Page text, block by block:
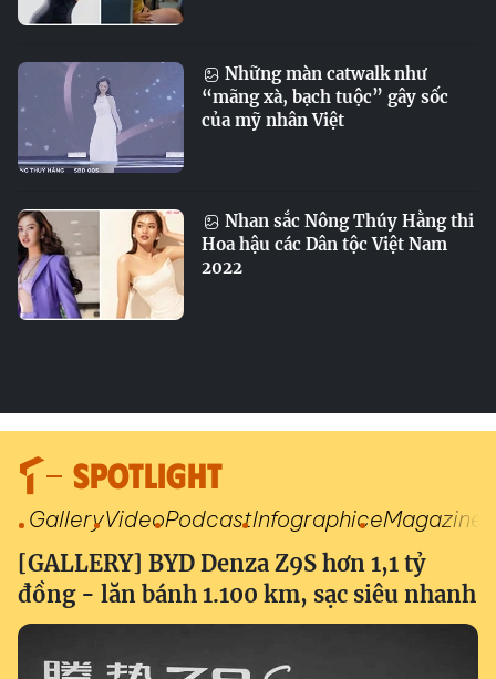
Những màn catwalk như
“mãng xà, bạch tuộc” gây sốc
của mỹ nhân Việt
Nhan sắc Nông Thúy Hằng thi
Hoa hậu các Dân tộc Việt Nam
2022
SPOTLIGHT
GalleryVideoPodcastInfographiceMagazine
[GALLERY] BYD Denza Z9S hơn 1,1 tỷ
đồng - lăn bánh 1.100 km, sạc siêu nhanh